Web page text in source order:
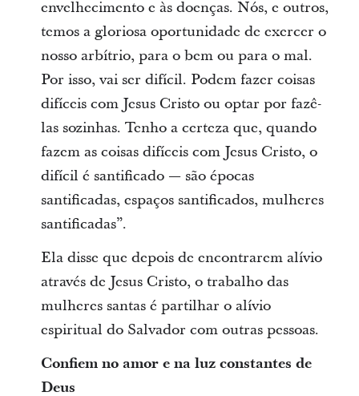
envelhecimento e às doenças. Nós, e outros,
temos a gloriosa oportunidade de exercer o
nosso arbítrio, para o bem ou para o mal.
Por isso, vai ser difícil. Podem fazer coisas
difíceis com Jesus Cristo ou optar por fazê-
las sozinhas. Tenho a certeza que, quando
fazem as coisas difíceis com Jesus Cristo, o
difícil é santificado — são épocas
santificadas, espaços santificados, mulheres
santificadas”.
Ela disse que depois de encontrarem alívio
através de Jesus Cristo, o trabalho das
mulheres santas é partilhar o alívio
espiritual do Salvador com outras pessoas.
Confiem no amor e na luz constantes de
Deus